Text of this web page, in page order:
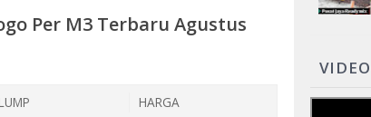
Per M3 Terbaru Agustus
HARGA